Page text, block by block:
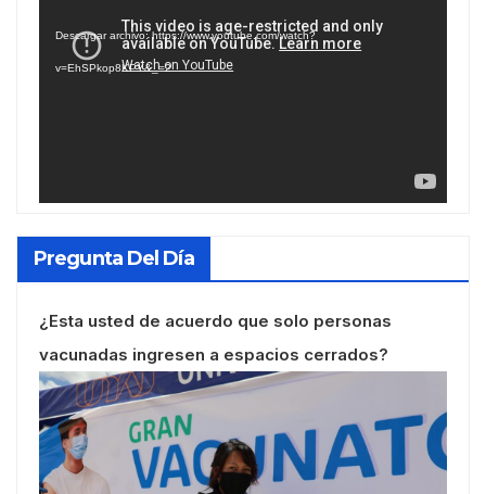
vídeo
Descargar archivo: https://www.youtube.com/watch?
v=EhSPkop8KPY&_=2
Pregunta Del Día
¿Esta usted de acuerdo que solo personas
vacunadas ingresen a espacios cerrados?